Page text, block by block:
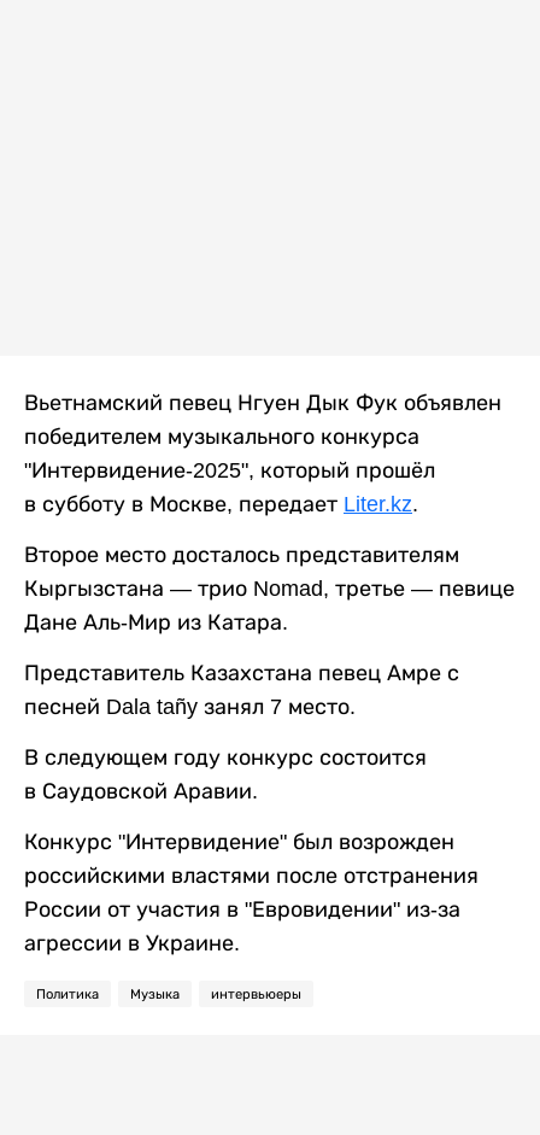
Вьетнамский певец Нгуен Дык Фук объявлен
победителем музыкального конкурса
"Интервидение-2025", который прошёл
в субботу в Москве, передает Liter.kz.
Второе место досталось представителям
Кыргызстана — трио Nomad, третье — певице
Дане Аль-Мир из Катара.
Представитель Казахстана певец Амре с
песней Dala tañy занял 7 место.
В следующем году конкурс состоится
в Саудовской Аравии.
Конкурс "Интервидение" был возрожден
российскими властями после отстранения
России от участия в "Евровидении" из-за
агрессии в Украине.
Политика Музыка интервьюеры